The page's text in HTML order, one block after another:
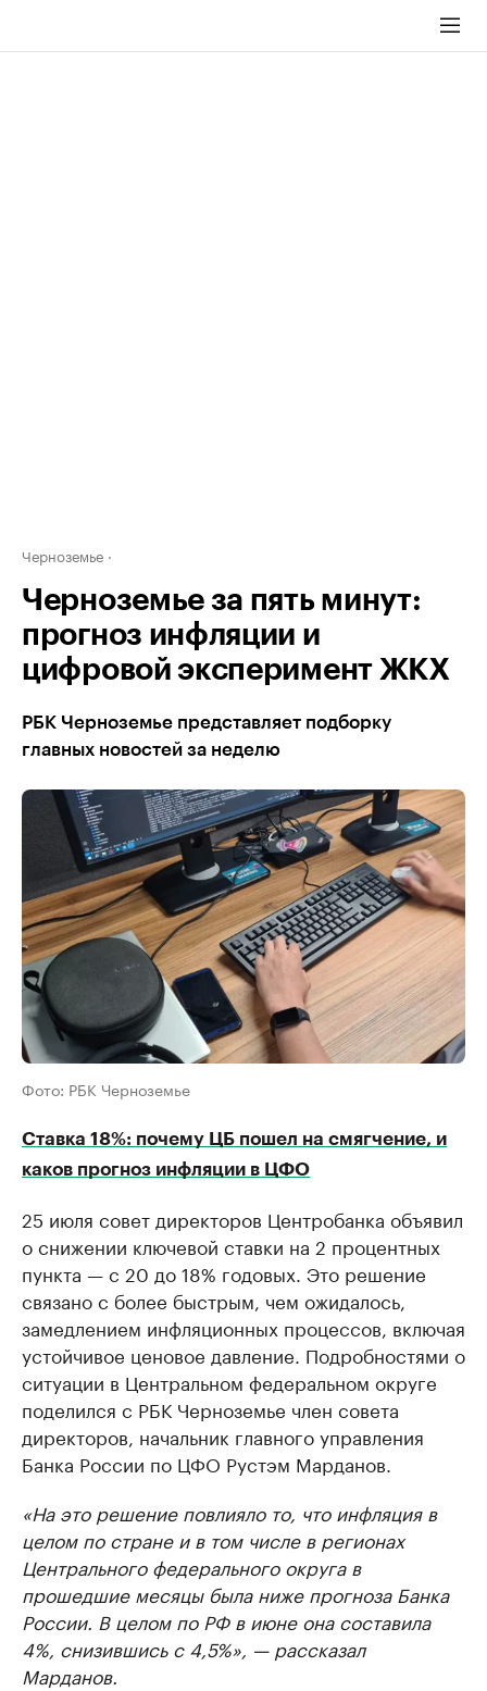
Черноземье
Черноземье за пять минут:
прогноз инфляции и
цифровой эксперимент ЖКХ
РБК Черноземье представляет подборку
главных новостей за неделю
Фото: РБК Черноземье
Ставка 18%: почему ЦБ пошел на смягчение, и
каков прогноз инфляции в ЦФО
25 июля совет директоров Центробанка объявил
о снижении ключевой ставки на 2 процентных
пункта — с 20 до 18% годовых. Это решение
связано с более быстрым, чем ожидалось,
замедлением инфляционных процессов, включая
устойчивое ценовое давление. Подробностями о
ситуации в Центральном федеральном округе
поделился с РБК Черноземье член совета
директоров, начальник главного управления
Банка России по ЦФО Рустэм Марданов.
«На это решение повлияло то, что инфляция в
целом по стране и в том числе в регионах
Центрального федерального округа в
прошедшие месяцы была ниже прогноза Банка
России. В целом по РФ в июне она составила
4%, снизившись с 4,5%», — рассказал
Марданов.